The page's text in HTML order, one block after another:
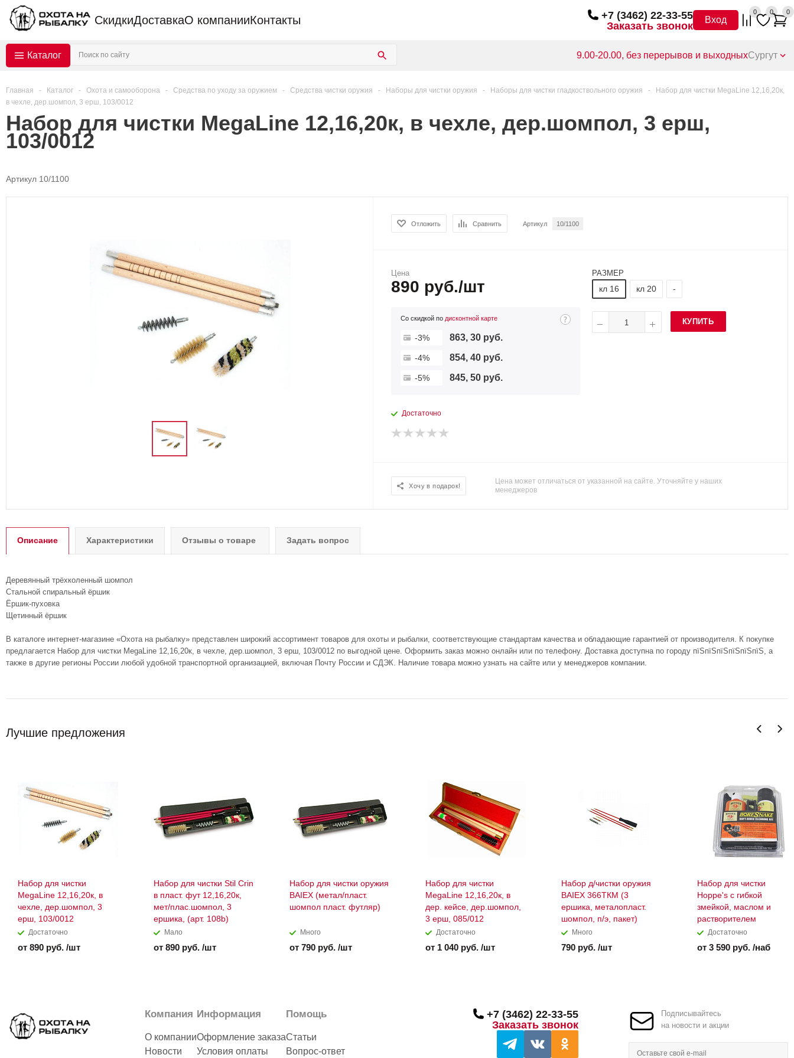
СкидкиДоставкаО компанииКонтакты
+7 (3462) 22-33-55
Заказать звонок
Вход
0 0 0
Каталог 9.00-20.00, без перерывов и выходныхСургут
Главная - Каталог - Охота и самооборона - Средства по уходу за оружием - Средства чистки оружия - Наборы для чистки оружия - Наборы для чистки гладкоствольного оружия -
Набор для чистки MegaLine 12,16,20к,
в чехле, дер.шомпол, 3 ерш, 103/0012
Набор для чистки MegaLine 12,16,20к, в чехле, дер.шомпол, 3 ерш,
103/0012
Артикул 10/1100
Отложить Сравнить Артикул 10/1100
Цена
890 руб./шт
Со скидкой подисконтной карте
-3% 863, 30 руб.
-4% 854, 40 руб.
-5% 845, 50 руб.
Достаточно
РАЗМЕР
кл 16 кл 20 -
КУПИТЬ
Хочу в подарок!
Цена может отличаться от указанной на сайте. Уточняйте у наших
менеджеров
Описание Характеристики Отзывы о товаре Задать вопрос
Деревянный трёхколенный шомпол
Стальной спиральный ёршик
Ёршик-пуховка
Щетинный ёршик
В каталоге интернет-магазине «Охота на рыбалку» представлен широкий ассортимент товаров для охоты и рыбалки, соответствующие стандартам качества и обладающие гарантией от производителя. К покупке
предлагается Набор для чистки MegaLine 12,16,20к, в чехле, дер.шомпол, 3 ерш, 103/0012 по выгодной цене. Оформить заказ можно онлайн или по телефону. Доставка доступна по городу пїЅпїЅпїЅпїЅпїЅпїЅ, а
также в другие регионы России любой удобной транспортной организацией, включая Почту России и СДЭК. Наличие товара можно узнать на сайте или у менеджеров компании.
Лучшие предложения
Набор для чистки
MegaLine 12,16,20к, в
чехле, дер.шомпол, 3
ерш, 103/0012
Достаточно
от 890 руб. /шт
Набор для чистки Stil Crin
в пласт. фут 12,16,20к,
мет/плас.шомпол, 3
ершика, (арт. 108b)
Мало
от 890 руб. /шт
Набор для чистки оружия
BAIEX (метал/пласт.
шомпол пласт. футляр)
Много
от 790 руб. /шт
Набор для чистки
MegaLine 12,16,20к, в
дер. кейсе, дер.шомпол,
3 ерш, 085/012
Достаточно
от 1 040 руб. /шт
Набор д/чистки оружия
BAIEX 366ТКМ (3
ершика, металопласт.
шомпол, п/э, пакет)
Много
790 руб. /шт
Набор для чистки
Hoppe's с гибкой
змейкой, маслом и
растворителем
Достаточно
от 3 590 руб. /наб
Компания
О компании
Новости
Информация
Оформление заказа
Условия оплаты
Помощь
Статьи
Вопрос-ответ
+7 (3462) 22-33-55
Заказать звонок
Подписывайтесь
на новости и акции